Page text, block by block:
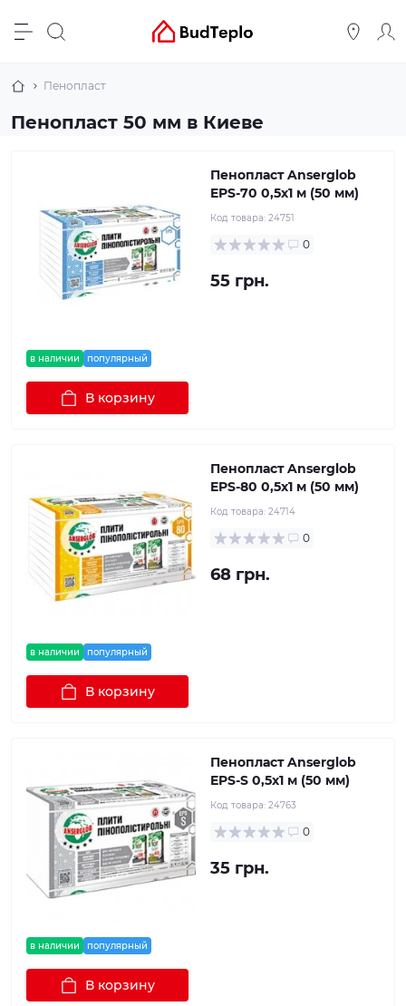
Пенопласт
Пенопласт 50 мм в Киеве
в наличии популярный
Пенопласт Anserglob
EPS-70 0,5х1 м (50 мм)
Код товара: 24751
0
55 грн.
В корзину
в наличии популярный
Пенопласт Anserglob
EPS-80 0,5х1 м (50 мм)
Код товара: 24714
0
68 грн.
В корзину
в наличии популярный
Пенопласт Anserglob
EPS-S 0,5х1 м (50 мм)
Код товара: 24763
0
35 грн.
В корзину